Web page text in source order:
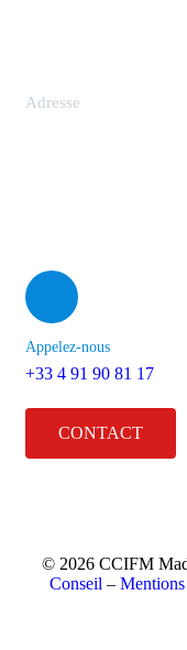
Adresse
Appelez-nous
+33 4 91 90 81 17
CONTACT
© 2026 CCIFM
Conseil – Mentions